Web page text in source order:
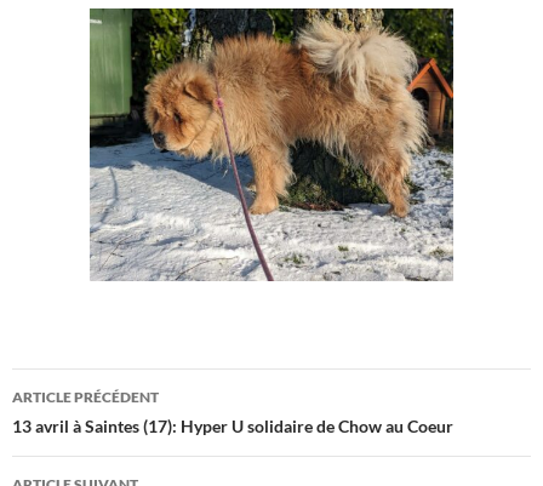
Navigation
des
articles
ARTICLE PRÉCÉDENT
13 avril à Saintes (17): Hyper U solidaire de Chow au Coeur